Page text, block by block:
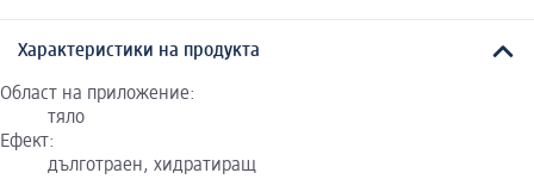
Характеристики на продукта
Област на приложение:
тяло
Ефект:
дълготраен, хидратиращ